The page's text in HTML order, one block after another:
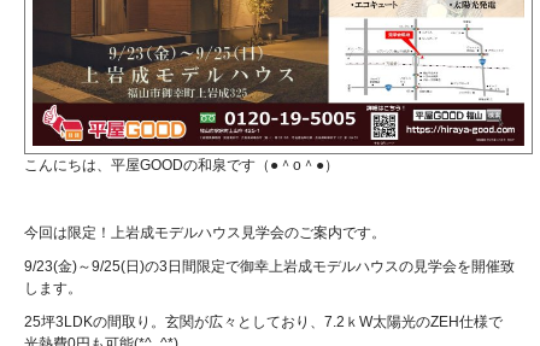
こんにちは、平屋GOODの和泉です（●＾o＾●）
今回は限定！上岩成モデルハウス見学会のご案内です。
9/23(金)～9/25(日)の3日間限定で御幸上岩成モデルハウスの見学会を開催致
します。
25坪3LDKの間取り。玄関が広々としており、7.2ｋW太陽光のZEH仕様で